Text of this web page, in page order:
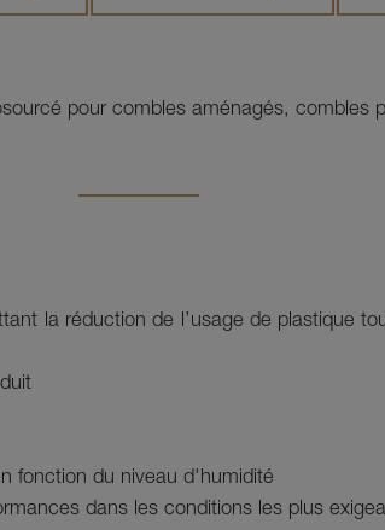
pour combles aménagés, combles
la réduction de l’usage de plastique
fonction du niveau d'humidité
dans les conditions les plus